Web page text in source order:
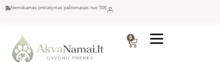
Nemokamas pristatymas paštomatais nuo 50€
0